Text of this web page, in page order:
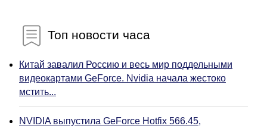
Топ новости часа
Китай завалил Россию и весь мир поддельными
видеокартами GeForce. Nvidia начала жестоко
мстить...
NVIDIA выпустила GeForce Hotfix 566.45,